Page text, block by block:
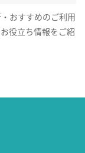
おすすめのご利用
役立ち情報をご紹